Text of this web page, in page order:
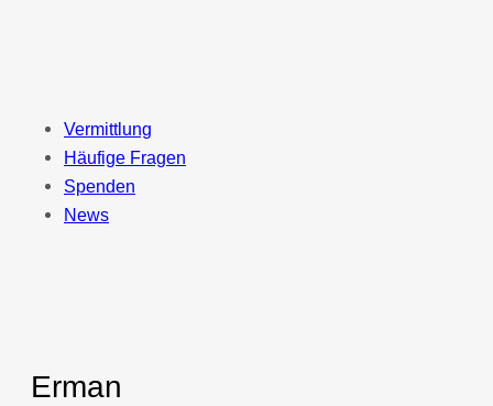
Vermittlung
Häufige Fragen
Spenden
News
Erman